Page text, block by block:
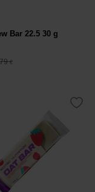
Bar 22.5 30 g
€